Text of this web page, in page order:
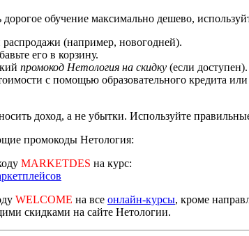
обучение максимально дешево,
(например, новогодней).
его в корзину.
промокод Нетология на скидку (если доступен).
с помощью образовательного кредита
доход, а не убытки. Используйте
промокоды Нетология:
MARKETDES на курс:
WELCOME на все онлайн-курсы, кроме
скидками на сайте Нетологии.